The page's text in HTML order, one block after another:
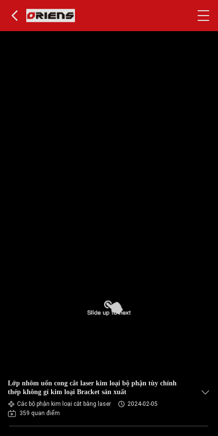
Lớp nhôm uốn cong cắt laser kim loại bộ phận tùy chỉnh
thép không gỉ kim loại Bracket sản xuất
Các bộ phận kim loại cắt bằng laser
2024-02-05
359 quan điểm